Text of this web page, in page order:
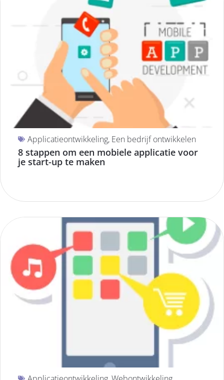
Applicatieontwikkeling, Een bedrijf ontwikkelen
8 stappen om een mobiele applicatie voor
je start-up te maken